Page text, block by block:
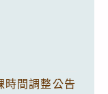
時間調整公告